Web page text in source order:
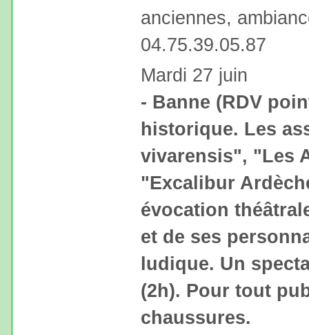
anciennes,
04.75.39.05.87
Mardi 27 juin
- Banne (RDV
historique. Les
vivarensis", "Les
"Excalibur
évocation
et de ses
ludique. Un
(2h). Pour tout
chaussures.